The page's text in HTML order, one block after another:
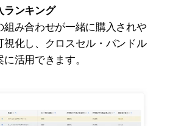
ランキング
組み合わせが一緒に購入されや
視化し、クロスセル・バンドル
活用できます。